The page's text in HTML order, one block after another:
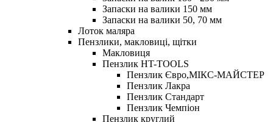
Запаски на валики 150 мм
Запаски на валики 50, 70 мм
Лоток маляра
Пензлики, макловиці, щітки
Макловиця
Пензлик HT-TOOLS
Пензлик Євро,МІКС-МАЙСТЕР
Пензлик Лакра
Пензлик Стандарт
Пензлик Чемпіон
Пензлик круглий